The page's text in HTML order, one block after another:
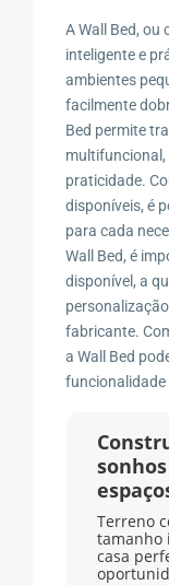
A Wall Bed, ou
inteligente e
ambientes
facilmente
Bed permite
multifuncional,
praticidade.
disponíveis, é
para cada
Wall Bed, é
disponível, a
fabricante.
a Wall Bed
Terreno
tamanho
casa